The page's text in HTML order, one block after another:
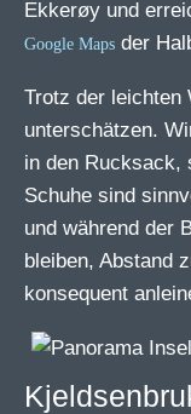
Ekkerøy und
der
Trotz der leichten
unterschätzen.
in den Rucksack,
Schuhe sind
und während der
bleiben, Abstand
konsequent